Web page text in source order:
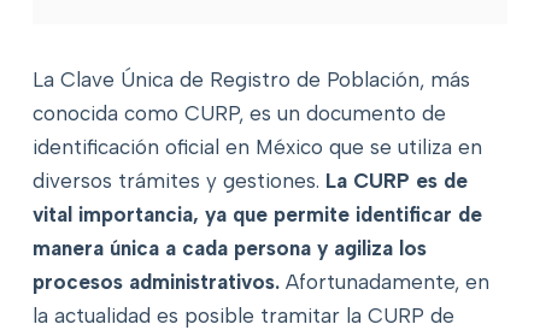
La Clave Única de Registro de Población, más
conocida como CURP, es un documento de
identificación oficial en México que se utiliza en
diversos trámites y gestiones. La CURP es de
vital importancia, ya que permite identificar de
manera única a cada persona y agiliza los
procesos administrativos.Afortunadamente, en
la actualidad es posible tramitar la CURP de